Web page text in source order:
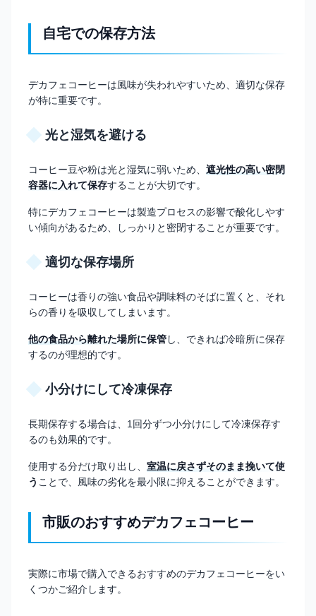
自宅での保存方法
デカフェコーヒーは風味が失われやすいため、適切な保存
が特に重要です。
光と湿気を避ける
コーヒー豆や粉は光と湿気に弱いため、 遮光性の高い密閉
容器に入れて保存することが大切です。
特にデカフェコーヒーは製造プロセスの影響で酸化しやす
い傾向があるため、しっかりと密閉することが重要です。
適切な保存場所
コーヒーは香りの強い食品や調味料のそばに置くと、それ
らの香りを吸収してしまいます。
他の食品から離れた場所に保管し、できれば冷暗所に保存
するのが理想的です。
小分けにして冷凍保存
長期保存する場合は、1回分ずつ小分けにして冷凍保存す
るのも効果的です。
使用する分だけ取り出し、 室温に戻さずそのまま挽いて使
う ことで、風味の劣化を最小限に抑えることができます。
市販のおすすめデカフェコーヒー
実際に市場で購入できるおすすめのデカフェコーヒーをい
くつかご紹介します。